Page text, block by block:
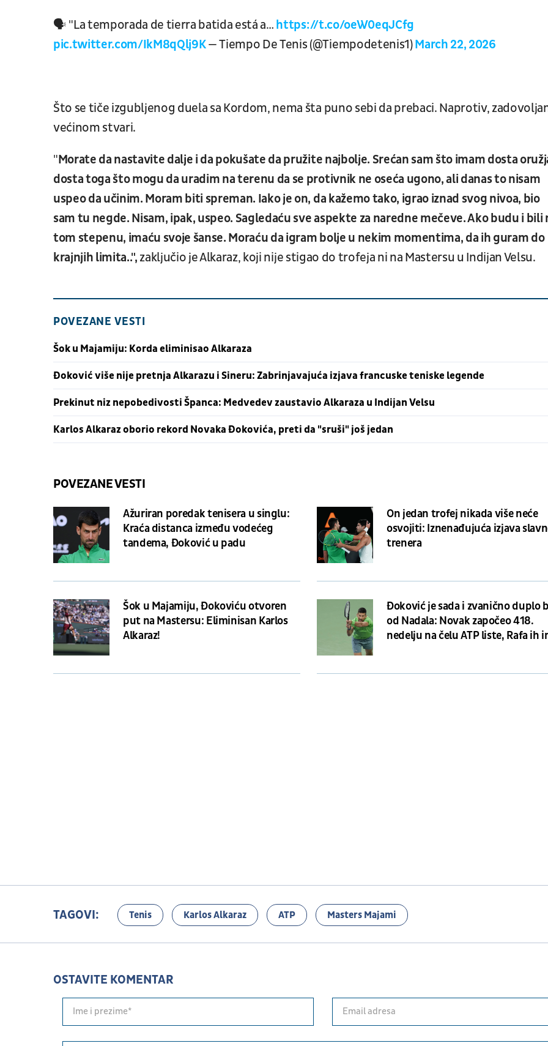
🗣 "La temporada de tierra batida está a… https://t.co/oeW0eqJCfg
pic.twitter.com/IkM8qQlj9K— Tiempo De Tenis (@Tiempodetenis1)March 22, 2026
Što se tiče izgubljenog duela sa Kordom, nema šta puno sebi da prebaci. Naprotiv,
većinom stvari.
"Morate da nastavite dalje i da pokušate da pružite najbolje. Srećan sam što imam dosta
dosta toga što mogu da uradim na terenu da se protivnik ne oseća ugono, ali danas to nisam
uspeo da učinim. Moram biti spreman. Iako je on, da kažemo tako, igrao iznad svog nivoa, bio
sam tu negde. Nisam, ipak, uspeo. Sagledaću sve aspekte za naredne mečeve. Ako budu i bili
tom stepenu, imaću svoje šanse. Moraću da igram bolje u nekim momentima, da ih guram do
krajnjih limita..", zaključio je Alkaraz, koji nije stigao do trofeja ni na Mastersu u Indijan Velsu.
POVEZANE VESTI
Šok u Majamiju: Korda eliminisao Alkaraza
Đoković više nije pretnja Alkarazu i Sineru: Zabrinjavajuća izjava francuske teniske legende
Prekinut niz nepobedivosti Španca: Medvedev zaustavio Alkaraza u Indijan Velsu
Karlos Alkaraz oborio rekord Novaka Đokovića, preti da "sruši" još jedan
POVEZANE VESTI
Ažuriran poredak tenisera u singlu:
Kraća distanca između vodećeg
tandema, Đoković u padu
On jedan trofej nikada više neće
osvojiti: Iznenađujuća izjava
trenera
Šok u Majamiju, Đokoviću otvoren
put na Mastersu: Eliminisan Karlos
Alkaraz!
Đoković je sada i zvanično duplo
od Nadala: Novak započeo 418.
nedelju na čelu ATP liste, Rafa ih
TAGOVI: Tenis Karlos Alkaraz ATP Masters Majami
OSTAVITE KOMENTAR